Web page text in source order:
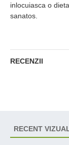
inlocuiasca o
sanatos.
RECENZII
RECENT